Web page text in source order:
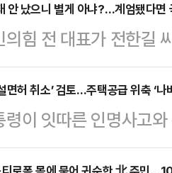
레오노라 인카르도나
열린 PSG와 바이에
개된 사진에 따르면 인
차림(사진 왼쪽)으로
에 공유돼 화제를
림은 과하…
안 났으니 별게 아냐?…계엄됐다면
의힘 전 대표가 전한길
비상계엄 선포로 인
김문수 당대표 후보의
으로 정권은 전복되고
.한동훈 전 대표는 7일
면허 취소’ 검토…주택공급 위축 ‘나
이 잇따른 인명사고
하자 건설업계가 당혹